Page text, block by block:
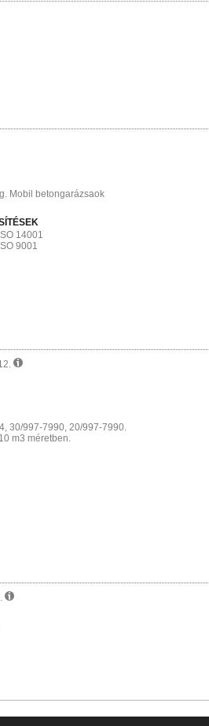
Mobil betongarázsaok
ISO 14001
ISO 9001
30/997-7990, 20/997-7990.
m3 méretben.